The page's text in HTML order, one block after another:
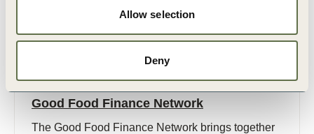
Allow selection
Deny
Good Food Finance Network
The Good Food Finance Network brings together